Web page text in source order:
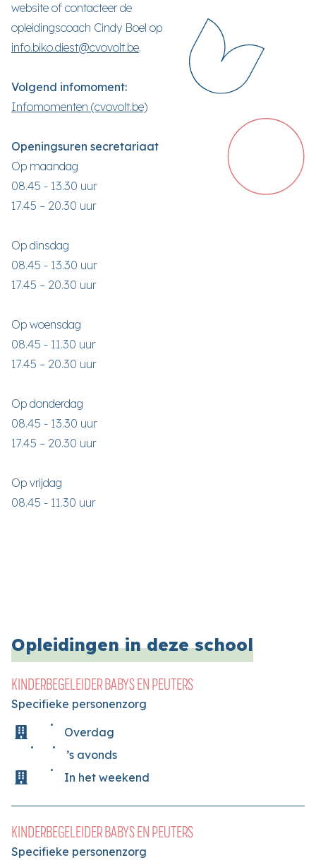
website of contacteer de
opleidingscoach Cindy Boel op
info.biko.diest@cvovolt.be.
Volgend infomoment:
Infomomenten (cvovolt.be)
Openingsuren secretariaat
Op maandag
08.45 - 13.30 uur
17.45 – 20.30 uur
Op dinsdag
08.45 - 13.30 uur
17.45 – 20.30 uur
Op woensdag
08.45 - 11.30 uur
17.45 – 20.30 uur
Op donderdag
08.45 - 13.30 uur
17.45 – 20.30 uur
Op vrijdag
08.45 - 11.30 uur
Opleidingen in deze school
KINDERBEGELEIDER BABYS EN PEUTERS
Specifieke personenzorg
Overdag
’s avonds
In het weekend
KINDERBEGELEIDER BABYS EN PEUTERS
Specifieke personenzorg